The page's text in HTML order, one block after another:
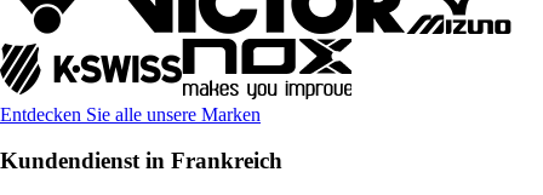
Entdecken Sie alle unsere Marken
Kundendienst in Frankreich